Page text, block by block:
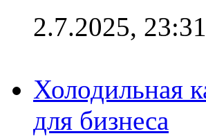
2.7.2025, 23:31
Холодильная
для бизнеса